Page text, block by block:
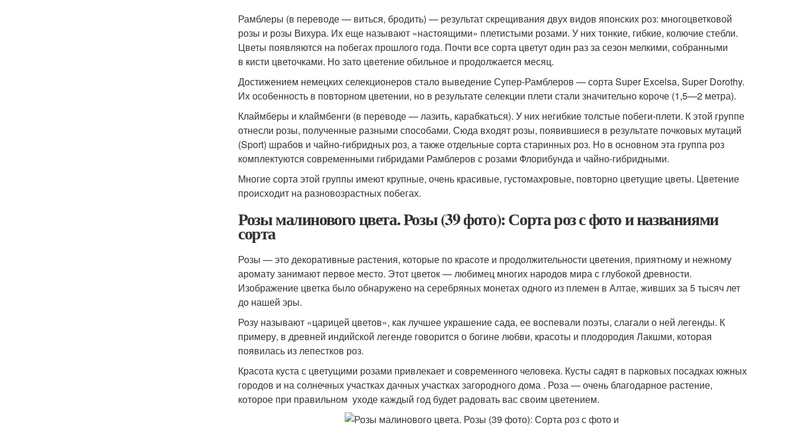
Рамблеры (в переводе — виться, бродить) — результат скрещивания двух видов японских роз: многоцветковой
розы и розы Вихура. Их еще называют «настоящими» плетистыми розами. У них тонкие, гибкие, колючие стебли.
Цветы появляются на побегах прошлого года. Почти все сорта цветут один раз за сезон мелкими, собранными
в кисти цветочками. Но зато цветение обильное и продолжается месяц.
Достижением немецких селекционеров стало выведение Супер-Рамблеров — сорта Super Excelsa, Super Dorothy.
Их особенность в повторном цветении, но в результате селекции плети стали значительно короче (1,5—2 метра).
Клаймберы и клаймбенги (в переводе — лазить, карабкаться). У них негибкие толстые побеги-плети. К этой группе
отнесли розы, полученные разными способами. Сюда входят розы, появившиеся в результате почковых мутаций
(Sport) шрабов и чайно-гибридных роз, а также отдельные сорта старинных роз. Но в основном эта группа роз
комплектуются современными гибридами Рамблеров с розами Флорибунда и чайно-гибридными.
Многие сорта этой группы имеют крупные, очень красивые, густомахровые, повторно цветущие цветы. Цветение
происходит на разновозрастных побегах.
Розы малинового цвета. Розы (39 фото): Сорта роз с фото и названиями
сорта
Розы — это декоративные растения, которые по красоте и продолжительности цветения, приятному и нежному
аромату занимают первое место. Этот цветок — любимец многих народов мира с глубокой древности.
Изображение цветка было обнаружено на серебряных монетах одного из племен в Алтае, живших за 5 тысяч лет
до нашей эры.
Розу называют «царицей цветов», как лучшее украшение сада, ее воспевали поэты, слагали о ней легенды. К
примеру, в древней индийской легенде говорится о богине любви, красоты и плодородия Лакшми, которая
появилась из лепестков роз.
Красота куста с цветущими розами привлекает и современного человека. Кусты садят в парковых посадках южных
городов и на солнечных участках дачных участках загородного дома . Роза — очень благодарное растение,
которое при правильном уходе каждый год будет радовать вас своим цветением.